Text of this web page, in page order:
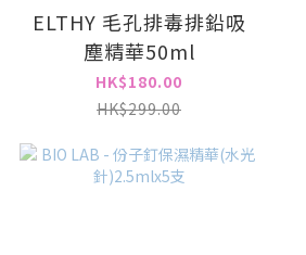
ELTHY 毛孔排毒排鉛吸
塵精華50ml
HK$180.00
HK$299.00